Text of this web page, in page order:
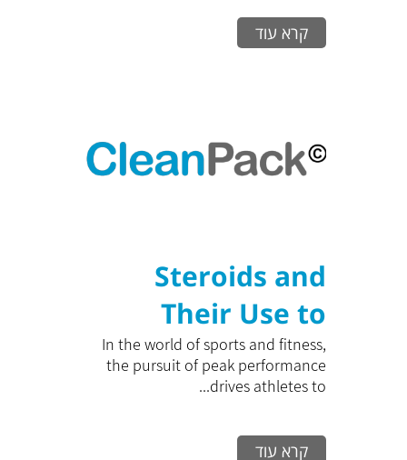
קרא עוד
Steroids and
Their Use to
Maximize
Training
In the world of sports and fitness,
the pursuit of peak performance
drives athletes to...
קרא עוד